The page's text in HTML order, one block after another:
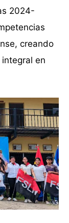
2024-
creando
en